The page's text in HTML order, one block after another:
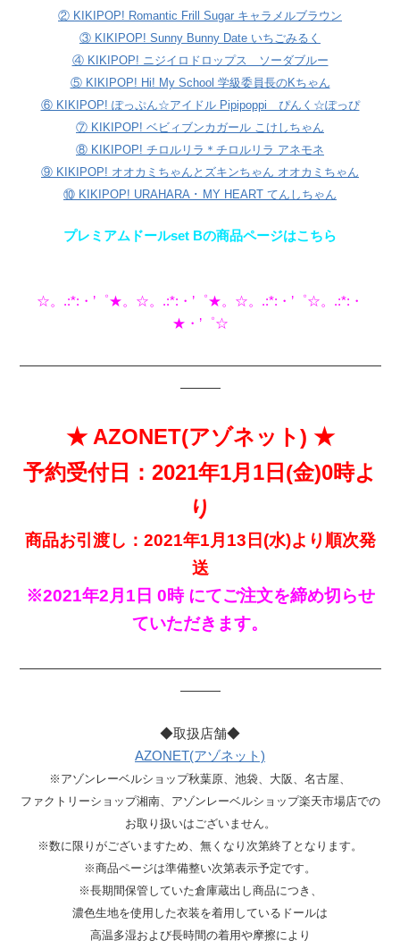
② KIKIPOP! Romantic Frill Sugar キャラメルブラウン
③ KIKIPOP! Sunny Bunny Date いちごみるく
④ KIKIPOP! ニジイロドロップス ソーダブルー
⑤ KIKIPOP! Hi! My School 学級委員長のKちゃん
⑥ KIKIPOP! ぽっぷん☆アイドル Pipipoppi ぴんく☆ぽっぴ
⑦ KIKIPOP! ベビィブンカガール こけしちゃん
⑧ KIKIPOP! チロルリラ＊チロルリラ アネモネ
⑨ KIKIPOP! オオカミちゃんとズキンちゃん オオカミちゃん
⑩ KIKIPOP! URAHARA ･ MY HEART てんしちゃん
プレミアムドールset Bの商品ページはこちら
☆。.:*:・’゜★。☆。.:*:・’゜★。☆。.:*:・’゜☆。.:*:・
★・’゜☆
———————————————————————————
———
★ AZONET(アゾネット) ★
予約受付日：2021年1月1日(金)0時よ
り
商品お引渡し：2021年1月13日(水)より順次発
送
※2021年2月1日 0時 にてご注文を締め切らせ
ていただきます。
———————————————————————————
———
◆取扱店舗◆
AZONET(アゾネット)
※アゾンレーベルショップ秋葉原、池袋、大阪、名古屋、
ファクトリーショップ湘南、アゾンレーベルショップ楽天市場店での
お取り扱いはございません。
※数に限りがございますため、無くなり次第終了となります。
※商品ページは準備整い次第表示予定です。
※長期間保管していた倉庫蔵出し商品につき、
濃色生地を使用した衣装を着用しているドールは
高温多湿および長時間の着用や摩擦により